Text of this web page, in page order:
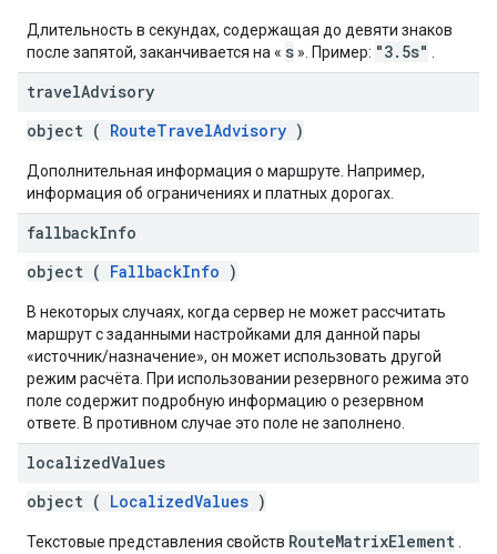
Длительность в секундах, содержащая до девяти знаков
после запятой, заканчивается на « s ». Пример: "3.5s"
travelAdvisory
object ( RouteTravelAdvisory )
Дополнительная информация о маршруте. Например,
информация об ограничениях и платных дорогах.
fallbackInfo
object ( FallbackInfo )
В некоторых случаях, когда сервер не может рассчитать
маршрут с заданными настройками для данной пары
«источник/назначение», он может использовать другой
режим расчёта. При использовании резервного режима это
поле содержит подробную информацию о резервном
ответе. В противном случае это поле не заполнено.
localizedValues
object ( LocalizedValues )
Текстовые представления свойств RouteMatrixElement